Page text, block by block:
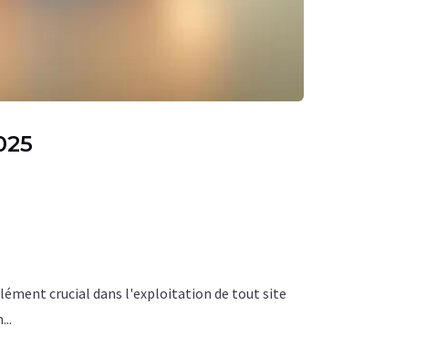
crucial dans l'exploitation de tout site